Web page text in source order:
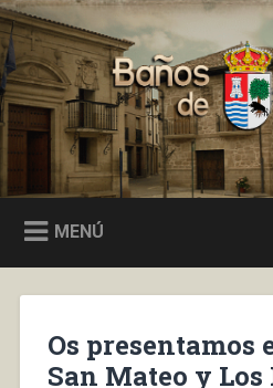
Saltar
al
contenido
Buscar
Baños de Río Tobía
MENÚ
Os presentamos
San Mateo y Los